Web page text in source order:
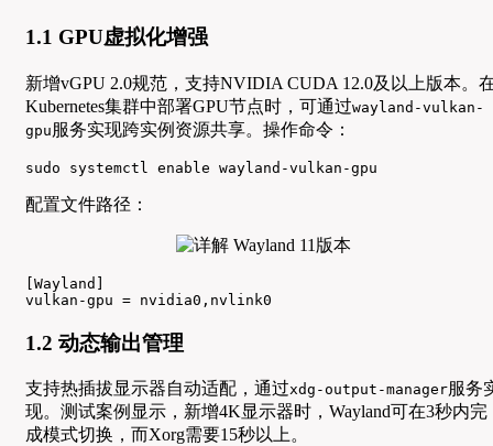
1.1 GPU虚拟化增强
新增vGPU 2.0规范，支持NVIDIA CUDA 12.0及以上版本。
Kubernetes集群中部署GPU节点时，可通过wayland-vulkan-
gpu 服务实现跨实例资源共享。操作命令：
sudo systemctl enable wayland-vulkan-gpu
配置文件路径：
[Wayland]
vulkan-gpu = nvidia0,nvlink0
1.2 动态输出管理
支持热插拔显示器自动适配，通过xdg-output-manager服务
现。测试案例显示，新增4K显示器时，Wayland可在3秒内完
成模式切换，而Xorg需要15秒以上。